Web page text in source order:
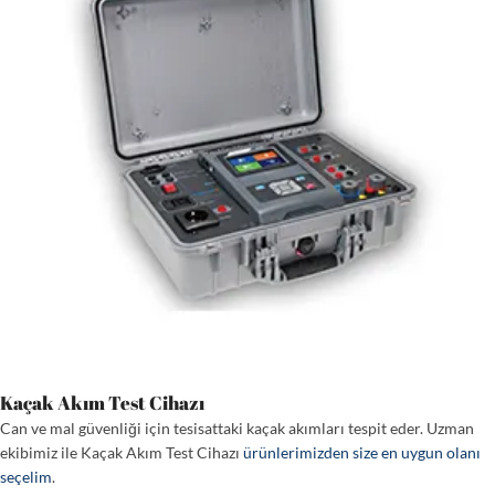
Kaçak Akım Test Cihazı
Can ve mal güvenliği için tesisattaki kaçak akımları tespit eder. Uzman
ekibimiz ile Kaçak Akım Test Cihazı ürünlerimizden size en uygun olanı
seçelim.